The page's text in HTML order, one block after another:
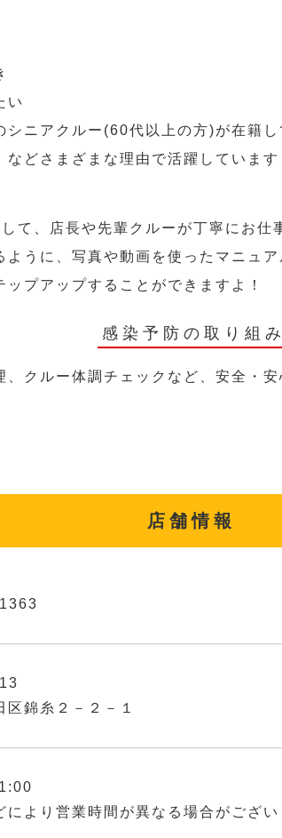
い
ニアクルー(60代以上の方)が在籍
どさまざまな理由で活躍しています
て、店長や先輩クルーが丁寧にお仕
ように、写真や動画を使ったマニュ
プアップすることができますよ！
感染予防の取り組み
クルー体調チェックなど、安全・
店舗情報
区錦糸２－２－１
より営業時間が異なる場合がござ